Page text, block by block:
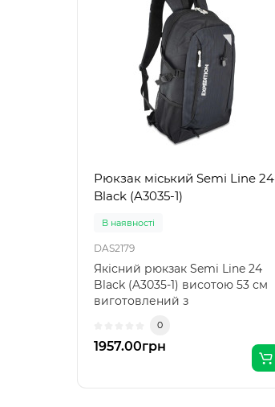
Рюкзак міський Semi Line 24
Black (A3035-1)
В наявності
DAS2179
Якісний рюкзак Semi Line 24
Black (A3035-1) висотою 53 см
виготовлений з
прогулянок містом і походів
вихідного дня. Він має місткий
0
1957.00грн